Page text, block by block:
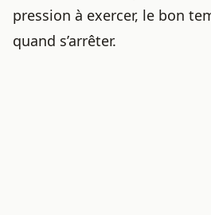
pression à exercer, le bon
quand s’arrêter.